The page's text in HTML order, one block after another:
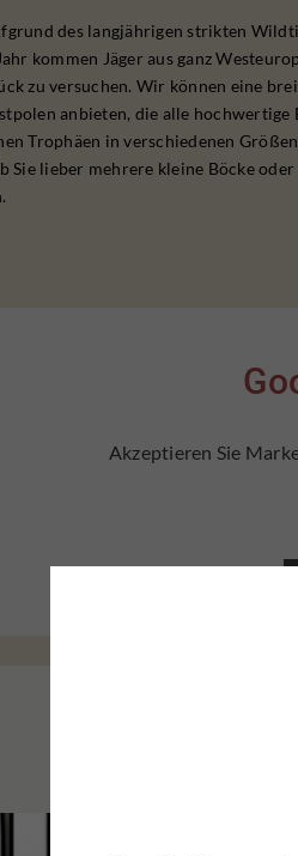
des langjährigen strikten
kommen Jäger aus ganz
zu versuchen. Wir können eine
anbieten, die alle hochwertige
Trophäen in verschiedenen
Sie lieber mehrere kleine Böcke
Akzeptieren Sie